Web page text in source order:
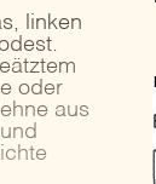
linken
oder
aus